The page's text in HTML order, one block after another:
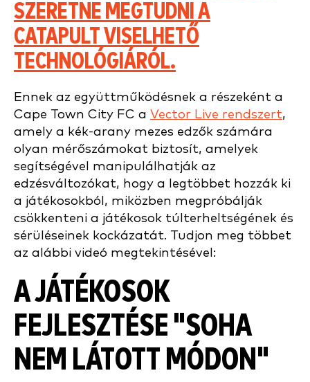
SZERETNE MEGTUDNI A
CATAPULT VISELHETŐ
TECHNOLÓGIÁRÓL.
Ennek az együttműködésnek a részeként a
Cape Town City FC a Vector Live rendszert,
amely a kék-arany mezes edzők számára
olyan mérőszámokat biztosít, amelyek
segítségével manipulálhatják az
edzésváltozókat, hogy a legtöbbet hozzák ki
a játékosokból, miközben megpróbálják
csökkenteni a játékosok túlterheltségének és
sérüléseinek kockázatát. Tudjon meg többet
az alábbi videó megtekintésével:
A JÁTÉKOSOK
FEJLESZTÉSE "SOHA
NEM LÁTOTT MÓDON"